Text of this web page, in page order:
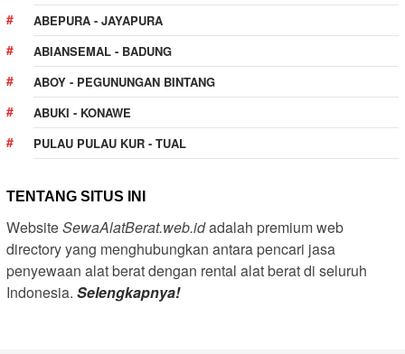
ABEPURA - JAYAPURA
ABIANSEMAL - BADUNG
ABOY - PEGUNUNGAN BINTANG
ABUKI - KONAWE
PULAU PULAU KUR - TUAL
TENTANG SITUS INI
WebsiteSewaAlatBerat.web.idadalah premium web
directory yang menghubungkan antara pencari jasa
penyewaan alat berat dengan rental alat berat di seluruh
Indonesia. Selengkapnya!